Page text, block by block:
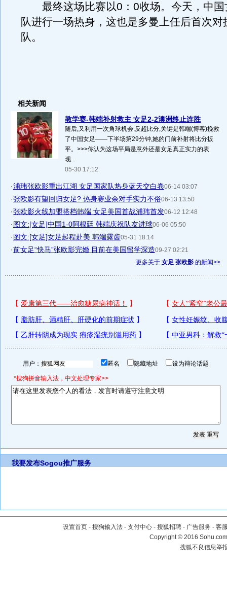
最终这场比赛以0：0收场。今天，中国
队进行一场热身，这也是多曼上任后首次对
队。
相关新闻
教学赛-韩端补射救主 女足2-2澳洲终止连胜
随后,又利用一次角球机会,反超比分,关键是韩端(博客)挽救
了中国女足——下半场第29分钟,她的门前补射将比分扳
平。>>>你认为这场平局是意外还是女足真正实力的表
现...
05-30 17:12
·浦玮张欧影重出江湖 女足国家队热身蓝天交白卷06-14 03:07
·张欧影有望回归女足? 热身赛业余对手实力不俗06-13 13:50
·张欧影火线加盟搭档韩端 女足美国首战浦玮首发06-12 12:48
·图文:[女足]中国1-0阿根廷 韩端庆祝队友进球06-06 05:50
·图文:[女足]女足起程赴美 韩端露齿05-31 18:14
·前女足“快马”张欧影完婚 目前在美国留学深造09-27 02:21
更多关于 女足 张欧影 的新闻>>
用户： 匿名 隐藏地址 设为辩论话题
*搜狗拼音输入法，中文处理专家>>
我要发布Sogou推广服务
设置首页 - 搜狗输入法 - 支付中心 - 搜狐招聘 - 广告服务 - 客
Copyright©2016
搜狐不良信息举